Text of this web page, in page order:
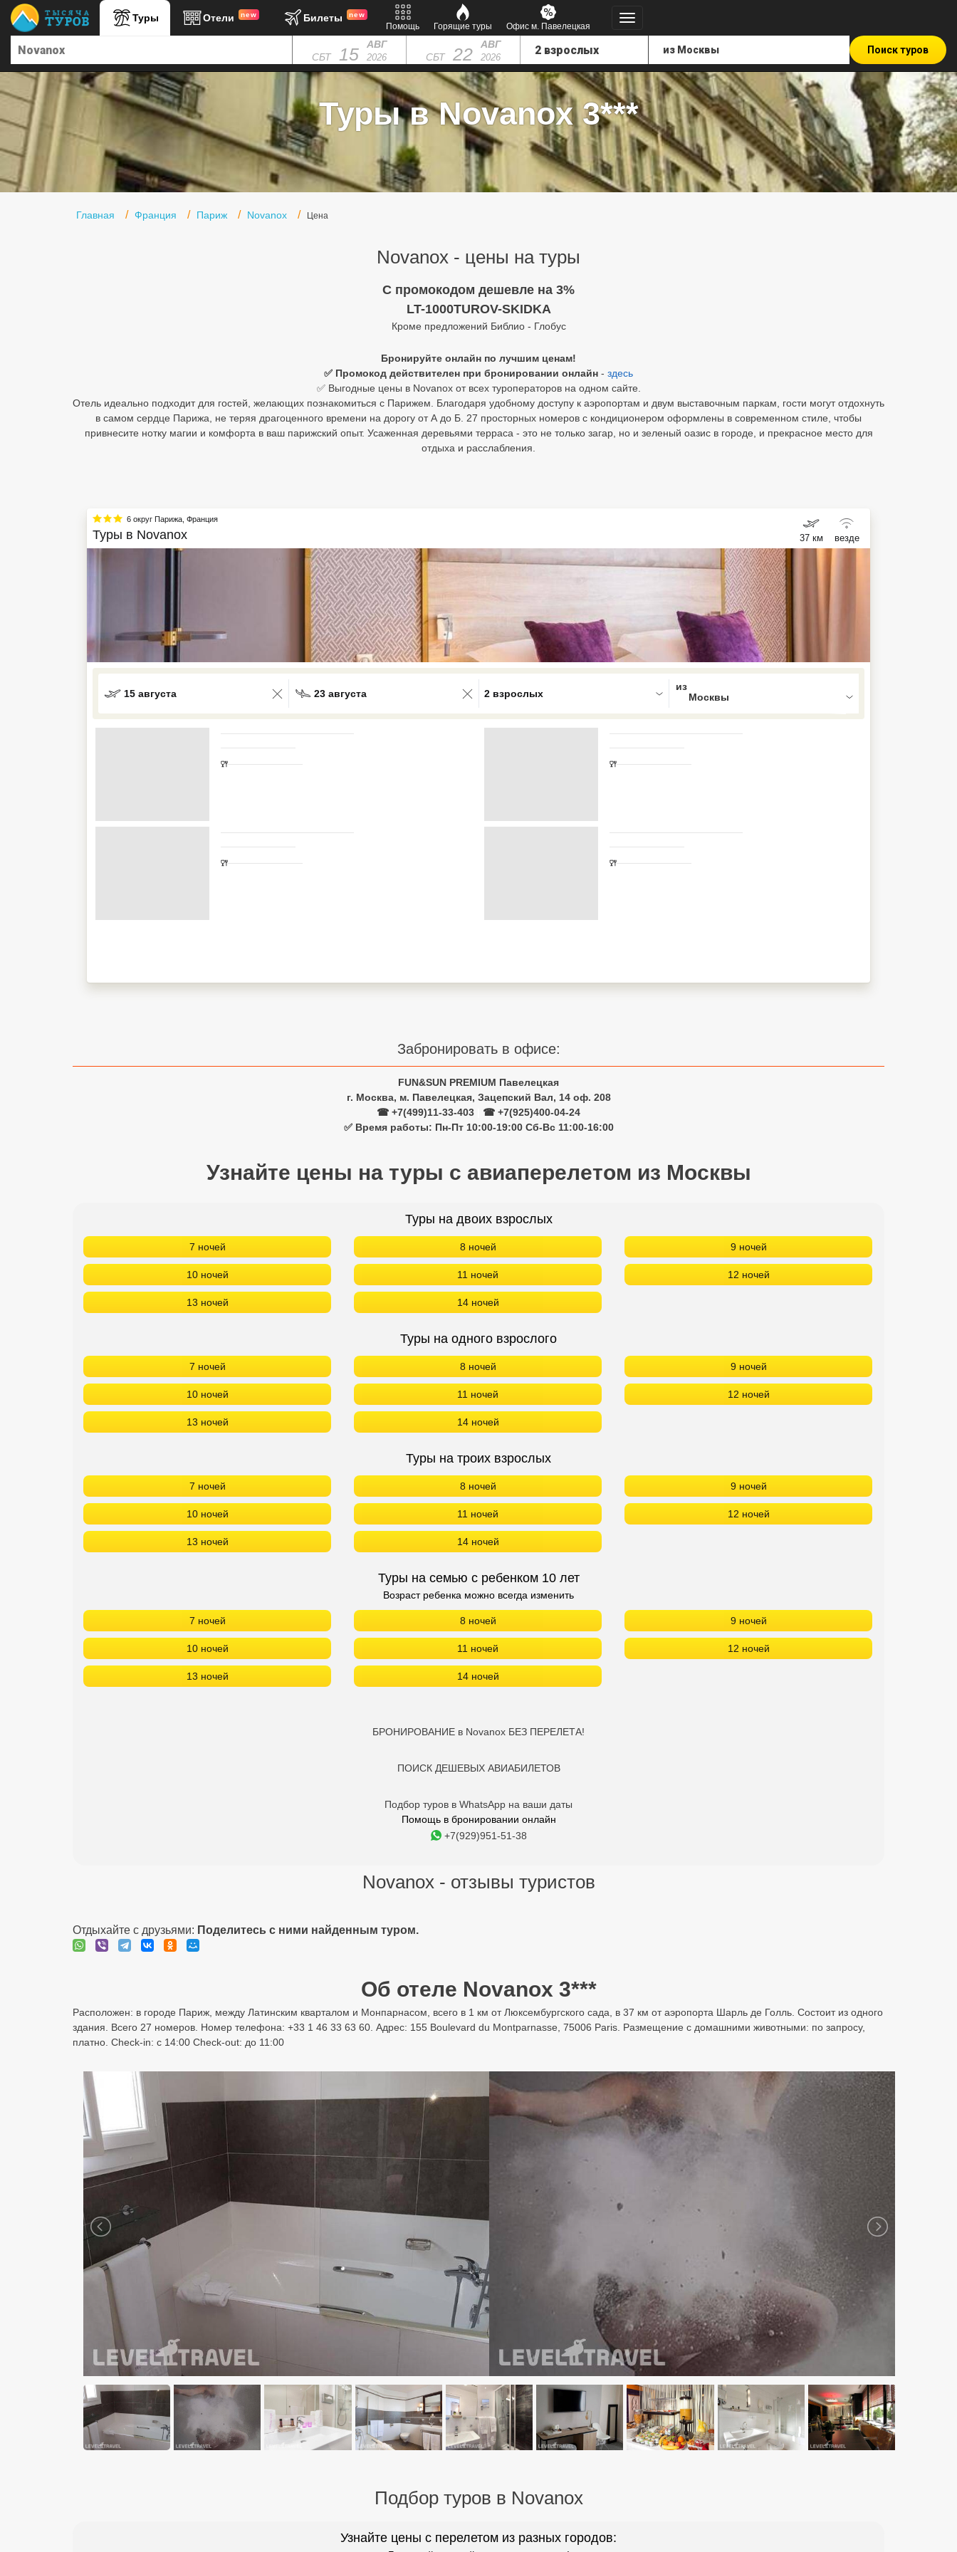
Туры Отели new Билеты new
Помощь Горящие туры Офис м. Павелецкая
СБТ 15 АВГ
2026 СБТ 22 АВГ
2026
Поиск туров
Туры в Novanox 3***
Главная Франция Париж Novanox Цена
Novanox - цены на туры
C промокодом дешевле на 3%
LT-1000TUROV-SKIDKA
Кроме предложений Библио - Глобус
Бронируйте онлайн по лучшим ценам!
✅ Промокод действителен при бронировании онлайн - здесь
✅ Выгодные цены в Novanox от всех туроператоров на одном сайте.
Отель идеально подходит для гостей, желающих познакомиться с Парижем. Благодаря удобному доступу к аэропортам и двум выставочным паркам, гости могут отдохнуть
в самом сердце Парижа, не теряя драгоценного времени на дорогу от А до Б. 27 просторных номеров с кондиционером оформлены в современном стиле, чтобы
привнесите нотку магии и комфорта в ваш парижский опыт. Усаженная деревьями терраса - это не только загар, но и зеленый оазис в городе, и прекрасное место для
отдыха и расслабления.
6 округ Парижа, Франция
Туры в Novanox 37 км везде
15 августа 23 августа
0 results available. Select is focused , press Down to open the menu,
2 взрослых
Забронировать в офисе:
FUN&SUN PREMIUM Павелецкая
г. Москва, м. Павелецкая, Зацепский Вал, 14 оф. 208
☎ +7(499)11-33-403
☎ +7(925)400-04-24
✅ Время работы: Пн-Пт 10:00-19:00 Сб-Вс 11:00-16:00
Узнайте цены на туры с авиаперелетом из Москвы
Туры на двоих взрослых
7 ночей 8 ночей 9 ночей
10 ночей 11 ночей 12 ночей
13 ночей 14 ночей
Туры на одного взрослого
7 ночей 8 ночей 9 ночей
10 ночей 11 ночей 12 ночей
13 ночей 14 ночей
Туры на троих взрослых
7 ночей 8 ночей 9 ночей
10 ночей 11 ночей 12 ночей
13 ночей 14 ночей
Туры на семью с ребенком 10 лет
Возраст ребенка можно всегда изменить
7 ночей 8 ночей 9 ночей
10 ночей 11 ночей 12 ночей
13 ночей 14 ночей
БРОНИРОВАНИЕ в Novanox БЕЗ ПЕРЕЛЕТА!
ПОИСК ДЕШЕВЫХ АВИАБИЛЕТОВ
Подбор туров в WhatsApp на ваши даты
Помощь в бронировании онлайн
+7(929)951-51-38
Novanox - отзывы туристов
Отдыхайте с друзьями: Поделитесь с ними найденным туром.
Об отеле Novanox 3***
Расположен: в городе Париж, между Латинским кварталом и Монпарнасом, всего в 1 км от Люксембургского сада, в 37 км от аэропорта Шарль де Голль. Состоит из одного
здания. Всего 27 номеров. Номер телефона: +33 1 46 33 63 60. Адрес: 155 Boulevard du Montparnasse, 75006 Paris. Размещение с домашними животными: по запросу,
платно. Check-in: с 14:00 Check-out: до 11:00
Подбор туров в Novanox
Узнайте цены с перелетом из разных городов:
Главная
Туры в Турцию
Туры в Египет
Туры в ОАЭ
Офис г. Москва
Лучшие отели 4* звезды
Сетевые отели Сейшел
Сетевые отели Маврикия